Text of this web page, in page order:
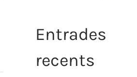
Entrades
recents